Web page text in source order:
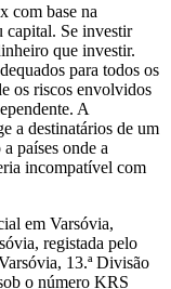
com base na
capital. Se investir
que investir.
para todos os
os riscos envolvidos
A
a destinatários de um
países onde a
incompatível com
em Varsóvia,
registada pelo
13.ª Divisão
o número KRS